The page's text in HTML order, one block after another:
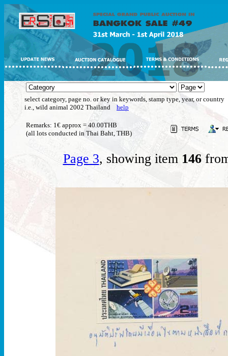
select category, page no. or key in keywords, stamp type, year, or country
i.e., wild animal 2002 Thailand help
Remarks: 1€ approx = 40.00THB
(all lots conducted in Thai Baht, THB)
Page 3, showing item 146